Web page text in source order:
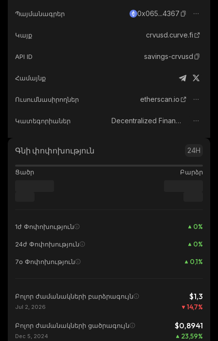
Պայմանագրեր 0x065...4367
Կայք crvusd.curve.fi
API ID savings-crvusd
Համայնք
Ուսումնասիրողներ etherscan.io
Կատեգորիաներ Decentralized Finance (DeFi)
Գնի փոփոխություն 24H
Ցածր Բարձր
1ժ Փոփոխություն 0%
24ժ Փոփոխություն 0%
7օ Փոփոխություն 0,1%
Բոլոր ժամանակների բարձրագույն $1,3
Jul 2, 2026 14,7%
Բոլոր ժամանակների ցածրագույն $0,8941
Dec 5, 2024 23,59%